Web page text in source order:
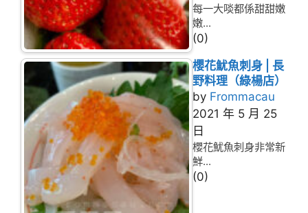
每一大啖都係甜甜嫩
嫩...
(0)
櫻花魷魚刺身 | 長
野料理（綠楊店）
by Frommacau
2021 年 5 月 25
日
櫻花魷魚刺身非常新
鮮...
(0)